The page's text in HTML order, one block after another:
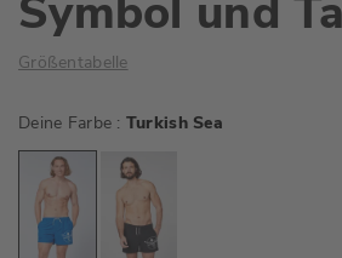
Größentabelle
Deine Farbe Turkish Sea